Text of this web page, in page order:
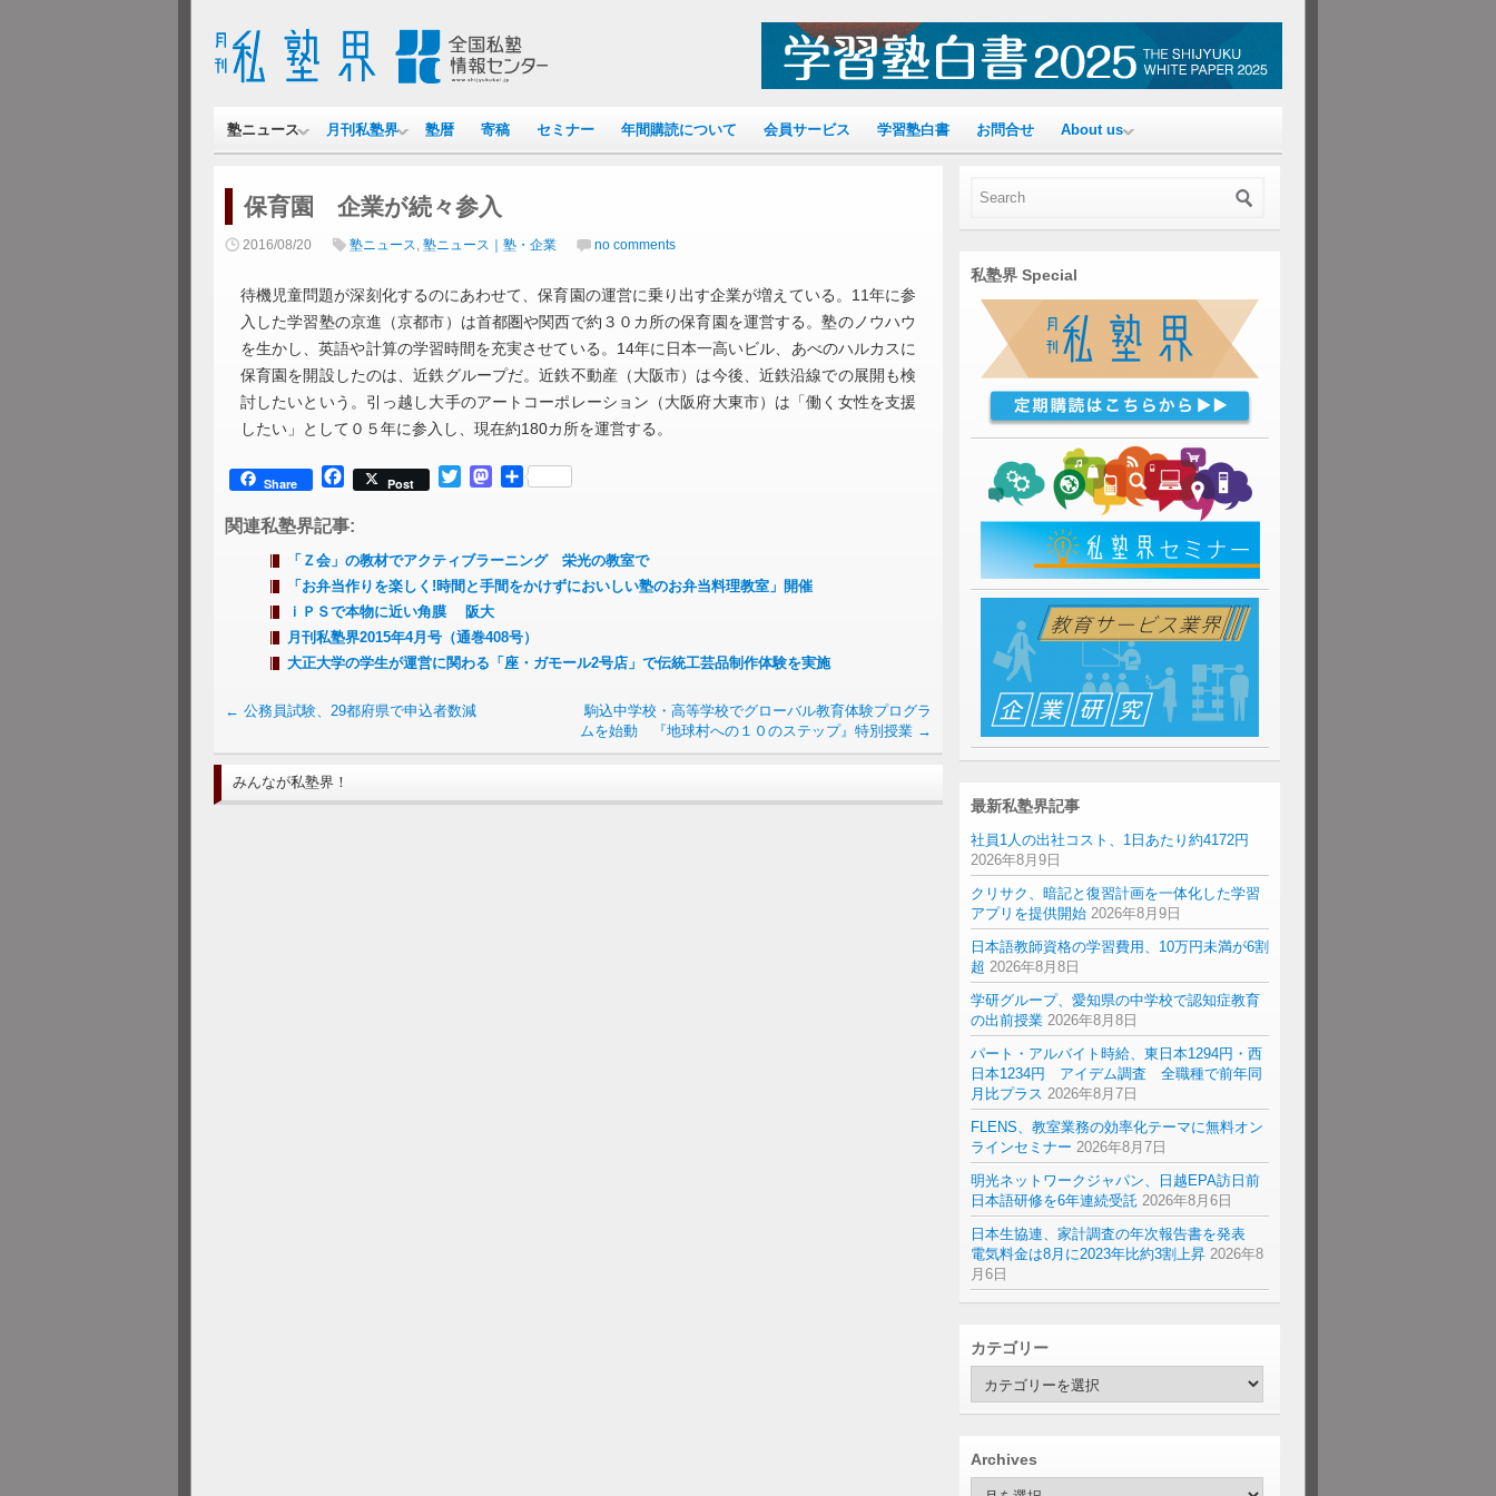
塾ニュース 月刊私塾界 塾暦 寄稿 セミナー 年間購読について 会員サービス 学習塾白書 お問合せ About us
保育園 企業が続々参入
2016/08/20 塾ニュース, 塾ニュース｜塾・企業 no comments
待機児童問題が深刻化するのにあわせて、保育園の運営に乗り出す企業が増えている。11年に参
入した学習塾の京進（京都市）は首都圏や関西で約３０カ所の保育園を運営する。塾のノウハウ
を生かし、英語や計算の学習時間を充実させている。14年に日本一高いビル、あべのハルカスに
保育園を開設したのは、近鉄グループだ。近鉄不動産（大阪市）は今後、近鉄沿線での展開も検
討したいという。引っ越し大手のアートコーポレーション（大阪府大東市）は「働く女性を支援
したい」として０５年に参入し、現在約180カ所を運営する。
Share Facebook
Post TwitterMastodon
共
関連私塾界記事:
「Ｚ会」の教材でアクティブラーニング 栄光の教室で
「お弁当作りを楽しく!時間と手間をかけずにおいしい塾のお弁当料理教室」開催
ｉＰＳで本物に近い角膜 阪大
月刊私塾界2015年4月号（通巻408号）
大正大学の学生が運営に関わる「座・ガモール2号店」で伝統工芸品制作体験を実施
← 公務員試験、29都府県で申込者数減
駒込中学校・高等学校でグローバル教育体験プログラ
ムを始動 『地球村への１０のステップ』特別授業 →
みんなが私塾界！
私塾界 Special
最新私塾界記事
社員1人の出社コスト、1日あたり約4172円
2026年8月9日
クリサク、暗記と復習計画を一体化した学習
アプリを提供開始 2026年8月9日
日本語教師資格の学習費用、10万円未満が6割
超 2026年8月8日
学研グループ、愛知県の中学校で認知症教育
の出前授業 2026年8月8日
パート・アルバイト時給、東日本1294円・西
日本1234円 アイデム調査 全職種で前年同
月比プラス 2026年8月7日
FLENS、教室業務の効率化テーマに無料オン
ラインセミナー 2026年8月7日
明光ネットワークジャパン、日越EPA訪日前
日本語研修を6年連続受託 2026年8月6日
日本生協連、家計調査の年次報告書を発表
電気料金は8月に2023年比約3割上昇 2026年8
月6日
カテゴリー
ゴ
ー
Archives
Archives